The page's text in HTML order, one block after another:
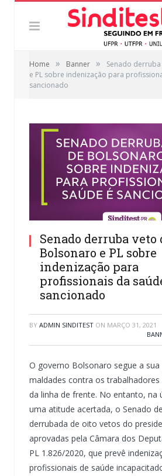
Home » Banner »
Senado
e PL sobre indenização para
sancionado
Senado derruba veto
Bolsonaro e PL sobre
indenização para
profissionais da
sancionado
BY ADMIN SINDITEST ON MARÇO 31, 2021
O governo Bolsonaro segue a sua
maldades contra os
da linha de frente. No entanto, na
uma atitude acertada, o Senado
derrubada de oito vetos do
aprovadas pela Câmara dos
PL 1.826/2020, que prevê
profissionais de saúde